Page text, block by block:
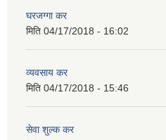
घरजग्गा कर
मिति 04/17/2018 - 16:02
व्यवसाय कर
मिति 04/17/2018 - 15:46
सेवा शुल्क कर